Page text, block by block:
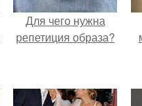
Для чего нужна
репетиция образа?